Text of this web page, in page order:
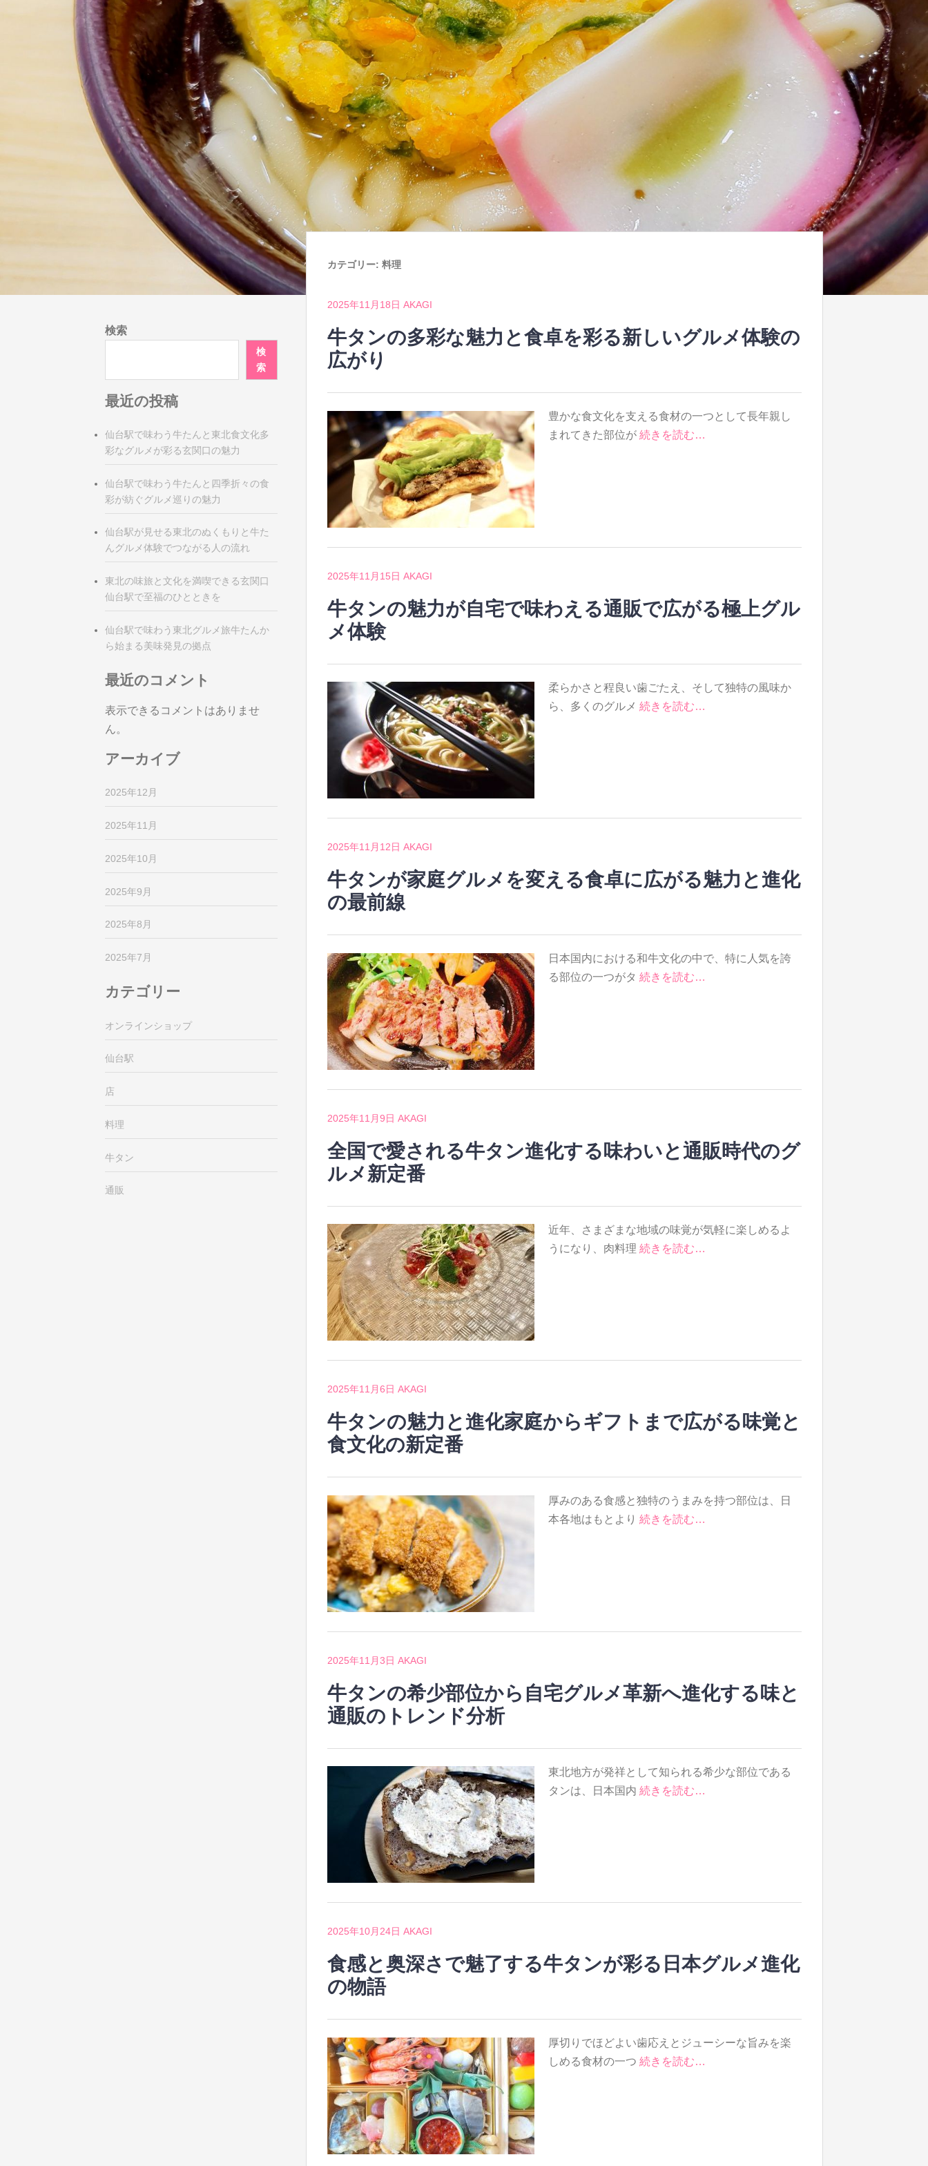
カテゴリー:料理
2025年11月18日 AKAGI
牛タンの多彩な魅力と食卓を彩る新しいグルメ体験の
広がり
豊かな食文化を支える食材の一つとして長年親し
まれてきた部位が続きを読む…
2025年11月15日 AKAGI
牛タンの魅力が自宅で味わえる通販で広がる極上グル
メ体験
柔らかさと程良い歯ごたえ、そして独特の風味か
ら、多くのグルメ続きを読む…
2025年11月12日 AKAGI
牛タンが家庭グルメを変える食卓に広がる魅力と進化
の最前線
日本国内における和牛文化の中で、特に人気を誇
る部位の一つがタ続きを読む…
2025年11月9日 AKAGI
全国で愛される牛タン進化する味わいと通販時代のグ
ルメ新定番
近年、さまざまな地域の味覚が気軽に楽しめるよ
うになり、肉料理続きを読む…
2025年11月6日 AKAGI
牛タンの魅力と進化家庭からギフトまで広がる味覚と
食文化の新定番
厚みのある食感と独特のうまみを持つ部位は、日
本各地はもとより続きを読む…
2025年11月3日 AKAGI
牛タンの希少部位から自宅グルメ革新へ進化する味と
通販のトレンド分析
東北地方が発祥として知られる希少な部位である
タンは、日本国内続きを読む…
2025年10月24日 AKAGI
食感と奥深さで魅了する牛タンが彩る日本グルメ進化
の物語
厚切りでほどよい歯応えとジューシーな旨みを楽
しめる食材の一つ続きを読む…
検索
検
索
最近の投稿
仙台駅で味わう牛たんと東北食文化多
彩なグルメが彩る玄関口の魅力
仙台駅で味わう牛たんと四季折々の食
彩が紡ぐグルメ巡りの魅力
仙台駅が見せる東北のぬくもりと牛た
んグルメ体験でつながる人の流れ
東北の味旅と文化を満喫できる玄関口
仙台駅で至福のひとときを
仙台駅で味わう東北グルメ旅牛たんか
ら始まる美味発見の拠点
最近のコメント
表示できるコメントはありませ
ん。
アーカイブ
2025年12月
2025年11月
2025年10月
2025年9月
2025年8月
2025年7月
カテゴリー
オンラインショップ
仙台駅
店
料理
牛タン
通販